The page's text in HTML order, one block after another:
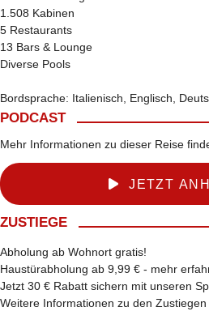
1.508 Kabinen
5 Restaurants
13 Bars & Lounge
Diverse Pools
Bordsprache: Italienisch, Englisch,
PODCAST
Mehr Informationen zu dieser Reise
JETZT
ZUSTIEGE
Abholung ab Wohnort gratis!
Haustürabholung ab 9,99 € - mehr
Jetzt 30 € Rabatt sichern mit unseren
Weitere Informationen zu den